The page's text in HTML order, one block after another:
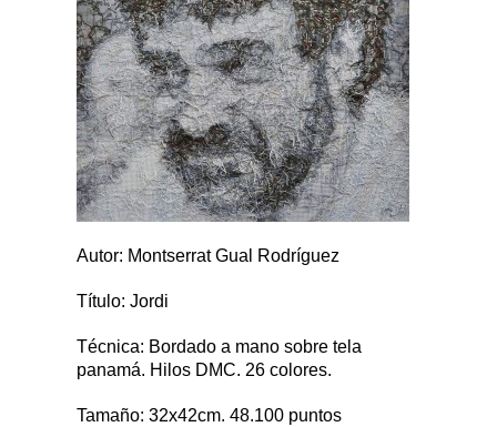
Autor: Montserrat Gual Rodríguez
Título: Jordi
Técnica: Bordado a mano sobre tela
panamá. Hilos DMC. 26 colores.
Tamaño: 32x42cm. 48.100 puntos